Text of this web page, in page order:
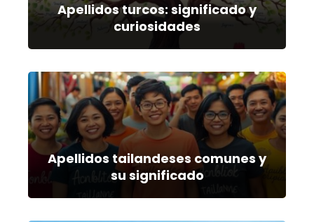
Apellidos turcos: significado y
curiosidades
Apellidos tailandeses comunes y
su significado